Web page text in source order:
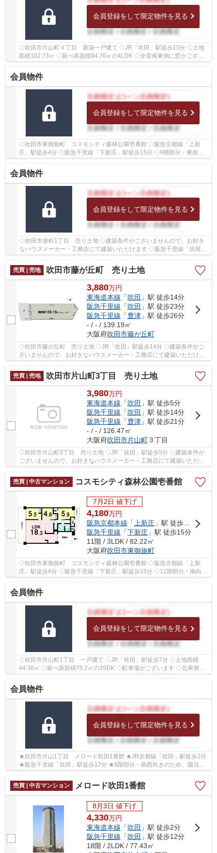
会員登録をして限定物件を見る
◇吹田市片山町４丁目 新築一戸建て ◇JR「吹田」駅徒歩15分 ◇土地
面積102.73㎡ ◇延べ床面積94.76㎡の4LDK ◇全室南東側に窓がござい
会員物件
会員登録をして限定物件を見る
◇吹田市東御旅町 コスモシティ森林公園壱番館 ◇阪急京都線「上新
庄」駅徒歩4分 ◇阪急千里線「下新庄」駅徒歩15分 ◇9階部分・東南北
三方角部屋のため、陽当たり・通風・眺望良好 ◇専有...
会員物件
会員登録をして限定物件を見る
◇吹田市泉町1丁目 売り土地 ◇建築条件がございませんので、お好き
なハウスメーカー・工務店にて建築いただけます ◇阪急千里線「吹田」
駅徒歩3分 ◇土地面積64.53㎡ ◇建ぺい率60％、容...
売買 | 売地
吹田市藤が丘町 売り土地
3,880万円
東海道本線 「吹田 」駅 徒歩14分
阪急千里線 「吹田 」駅 徒歩23分
阪急千里線 「豊津」駅 徒歩26分
- / - / 139.19㎡
大阪府吹田市藤が丘町
◇吹田市藤が丘町 売り土地 ◇JR「吹田」駅徒歩14分 ◇建築条件がご
ざいませんので、お好きなハウスメーカー・工務店にて建築いただけま
す ◇土地面積約42.1坪(139.19㎡) ◇建ぺい率60％、...
売買 | 売地
吹田市片山町3丁目 売り土地
3,980万円
東海道本線 「吹田 」駅 徒歩5分
阪急千里線 「吹田 」駅 徒歩14分
阪急千里線 「豊津」駅 徒歩21分
- / - / 126.47㎡
大阪府吹田市片山町３丁目
◇吹田市片山町3丁目 売り土地 ◇JR「吹田」駅徒歩5分 ◇建築条件が
ございませんので、お好きなハウスメーカー・工務店にて建築いただけ
ます ◇土地面積126.47㎡ ◇建蔽率60％、容積率200...
売買 | 中古マンション
コスモシティ森林公園壱番館
7月2日 値下げ
4,180万円
阪急京都本線 「上新庄」駅 徒歩4分
阪急千里線 「下新庄」駅 徒歩15分
11階 / 3LDK / 82.22㎡
大阪府吹田市東御旅町
◇吹田市東御旅町 コスモシティ森林公園壱番館 ◇阪急京都線「上新
庄」駅徒歩4分 ◇阪急千里線「下新庄」駅徒歩15分 ◇11階部分・南向き
会員物件
会員登録をして限定物件を見る
◇吹田市片山町1丁目 一戸建て ◇JR「吹田」駅徒歩7分 ◇土地面積
44.36㎡ ◇延べ床面積75.2㎡の3SDK ◇駐車場がございます ◇北東側に
会員物件
会員登録をして限定物件を見る
★吹田市片山1丁目 メロード吹田1番館 ★JR京都線「吹田」駅徒歩2分
★阪急千里線「吹田」駅徒歩12分 ★8階部分・南西向きのため、陽当た
売買 | 中古マンション
メロード吹田1番館
8月3日 値下げ
4,330万円
東海道本線 「吹田 」駅 徒歩2分
阪急千里線 「吹田 」駅 徒歩12分
18階 / 2LDK / 77.43㎡